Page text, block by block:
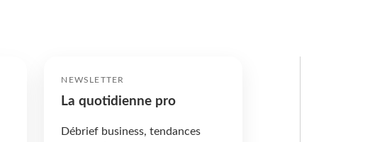
NEWSLETTER
La quotidienne pro
Débrief business, tendances